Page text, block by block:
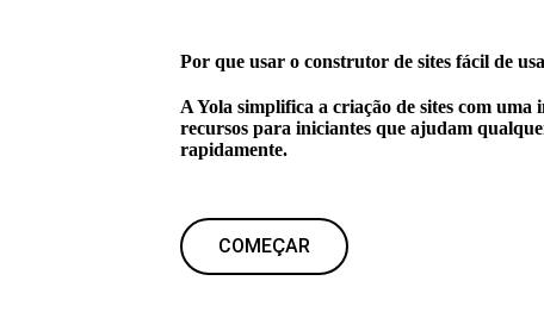
Por que usar o construtor de sites fácil de
A Yola simplifica a criação de sites com
recursos para iniciantes que ajudam
rapidamente.
COMEÇAR